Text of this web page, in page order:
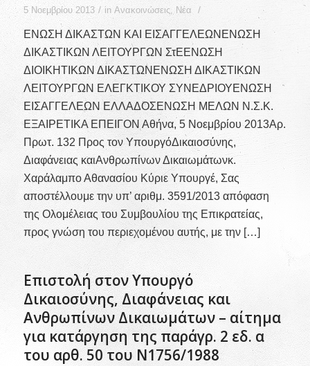
5 Νοεμβρίου 2013 / in Ανακοινώσεις, Νέα /
ΕΝΩΣΗ ΔΙΚΑΣΤΩΝ ΚΑΙ ΕΙΣΑΓΓΕΛΕΩΝΕΝΩΣΗ
ΔΙΚΑΣΤΙΚΩΝ ΛΕΙΤΟΥΡΓΩΝ ΣτΕΕΝΩΣΗ
ΔΙΟΙΚΗΤΙΚΩΝ ΔΙΚΑΣΤΩΝΕΝΩΣΗ ΔΙΚΑΣΤΙΚΩΝ
ΛΕΙΤΟΥΡΓΩΝ ΕΛΕΓΚΤΙΚΟΥ ΣΥΝΕΔΡΙΟΥΕΝΩΣΗ
ΕΙΣΑΓΓΕΛΕΩΝ ΕΛΛΑΔΟΣΕΝΩΣΗ ΜΕΛΩΝ Ν.Σ.Κ.
ΕΞΑΙΡΕΤΙΚΑ ΕΠΕΙΓΟΝ Αθήνα, 5 Nοεμβρίου 2013Αρ.
Πρωτ. 132 Προς τον ΥπουργόΔικαιοσύνης,
Διαφάνειας καιΑνθρωπίνων Δικαιωμάτωνκ.
Χαράλαμπο Αθανασίου Κύριε Υπουργέ, Σας
αποστέλλουμε την υπ’ αριθμ. 3591/2013 απόφαση
της Ολομέλειας του Συμβουλίου της Επικρατείας,
προς γνώση του περιεχομένου αυτής, με την […]
Επιστολή στον Υπουργό
Δικαιοσύνης, Διαφάνειας και
Ανθρωπίνων Δικαιωμάτων – αίτημα
για κατάργηση της παράγρ. 2 εδ. α
του αρθ. 50 του Ν1756/1988